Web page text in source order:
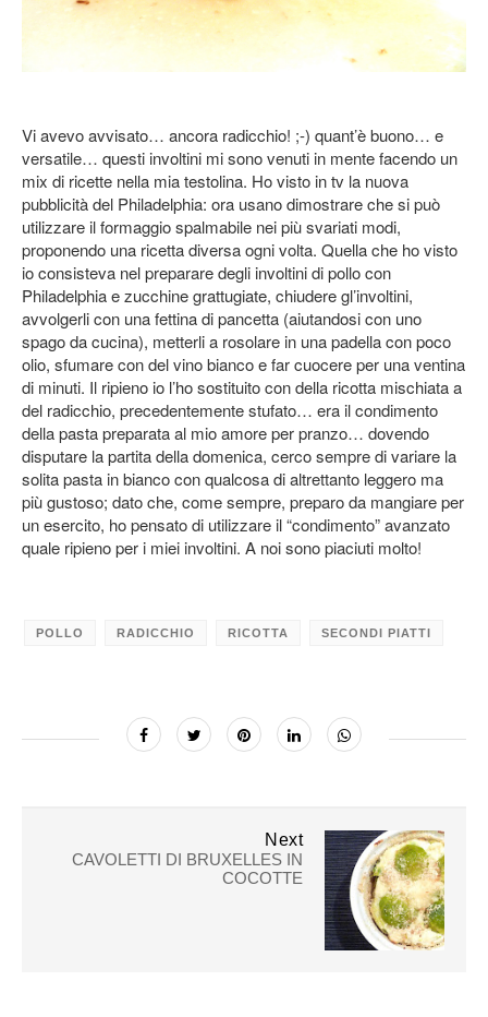
Vi avevo avvisato… ancora radicchio! ;-) quant’è buono… e
versatile… questi involtini mi sono venuti in mente facendo un
mix di ricette nella mia testolina. Ho visto in tv la nuova
pubblicità del Philadelphia: ora usano dimostrare che si può
utilizzare il formaggio spalmabile nei più svariati modi,
proponendo una ricetta diversa ogni volta. Quella che ho visto
io consisteva nel preparare degli involtini di pollo con
Philadelphia e zucchine grattugiate, chiudere gl’involtini,
avvolgerli con una fettina di pancetta (aiutandosi con uno
spago da cucina), metterli a rosolare in una padella con poco
olio, sfumare con del vino bianco e far cuocere per una ventina
di minuti. Il ripieno io l’ho sostituito con della ricotta mischiata a
del radicchio, precedentemente stufato… era il condimento
della pasta preparata al mio amore per pranzo… dovendo
disputare la partita della domenica, cerco sempre di variare la
solita pasta in bianco con qualcosa di altrettanto leggero ma
più gustoso; dato che, come sempre, preparo da mangiare per
un esercito, ho pensato di utilizzare il “condimento” avanzato
quale ripieno per i miei involtini. A noi sono piaciuti molto!
POLLO RADICCHIO RICOTTA SECONDI PIATTI
Next
CAVOLETTI DI BRUXELLES IN
COCOTTE